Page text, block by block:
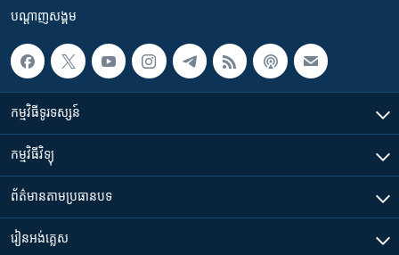
បណ្តាញ​សង្គម
កម្មវិធី​ទូរទស្សន៍
កម្មវិធី​វិទ្យុ
ព័ត៌មាន​តាមប្រធានបទ​
រៀន​​អង់គ្លេស